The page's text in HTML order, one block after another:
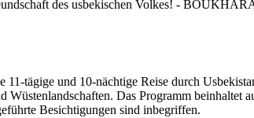
11-tägige und 10-nächtige Reise durch
Wüstenlandschaften. Das Programm
Besichtigungen sind inbegriffen.